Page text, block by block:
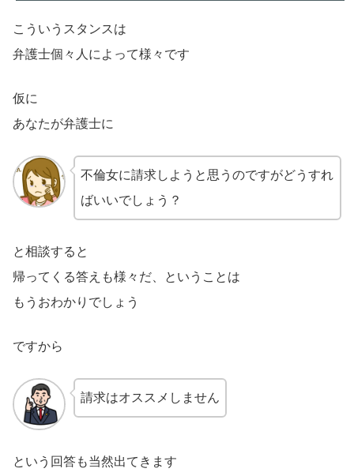
こういうスタンスは
弁護士個々人によって様々です
仮に
あなたが弁護士に
不倫女に請求しようと思うのですがどうすれ
ばいいでしょう？
と相談すると
帰ってくる答えも様々だ、ということは
もうおわかりでしょう
ですから
請求はオススメしません
という回答も当然出てきます